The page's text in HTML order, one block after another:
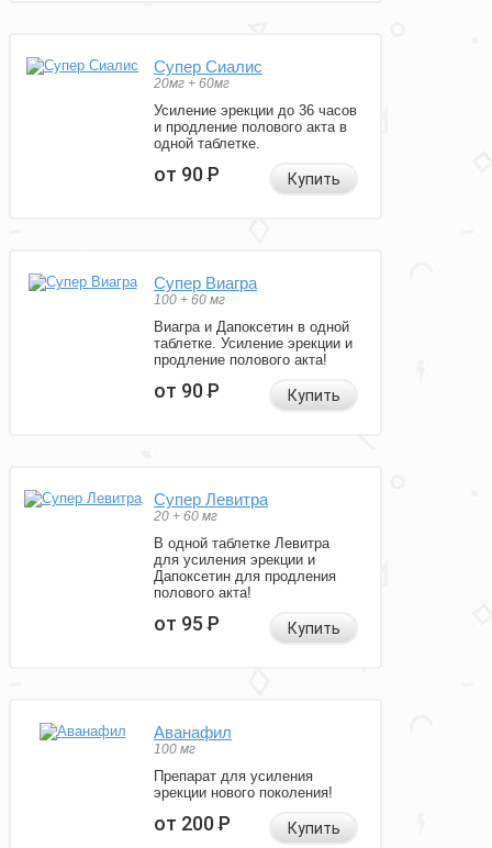
Супер Сиалис
20мг + 60мг
Усиление эрекции до 36 часов
и продление полового акта в
одной таблетке.
от 90Р Купить
Супер Виагра
100 + 60 мг
Виагра и Дапоксетин в одной
таблетке. Усиление эрекции и
продление полового акта!
от 90Р Купить
Супер Левитра
20 + 60 мг
В одной таблетке Левитра
для усиления эрекции и
Дапоксетин для продления
полового акта!
от 95Р Купить
Аванафил
100 мг
Препарат для усиления
эрекции нового поколения!
от 200Р Купить